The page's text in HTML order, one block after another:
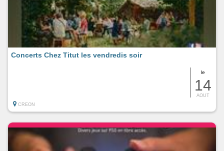
le
14
AOUT
Concerts Chez Titut les vendredis soir
CREON